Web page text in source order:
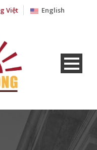
Việt English